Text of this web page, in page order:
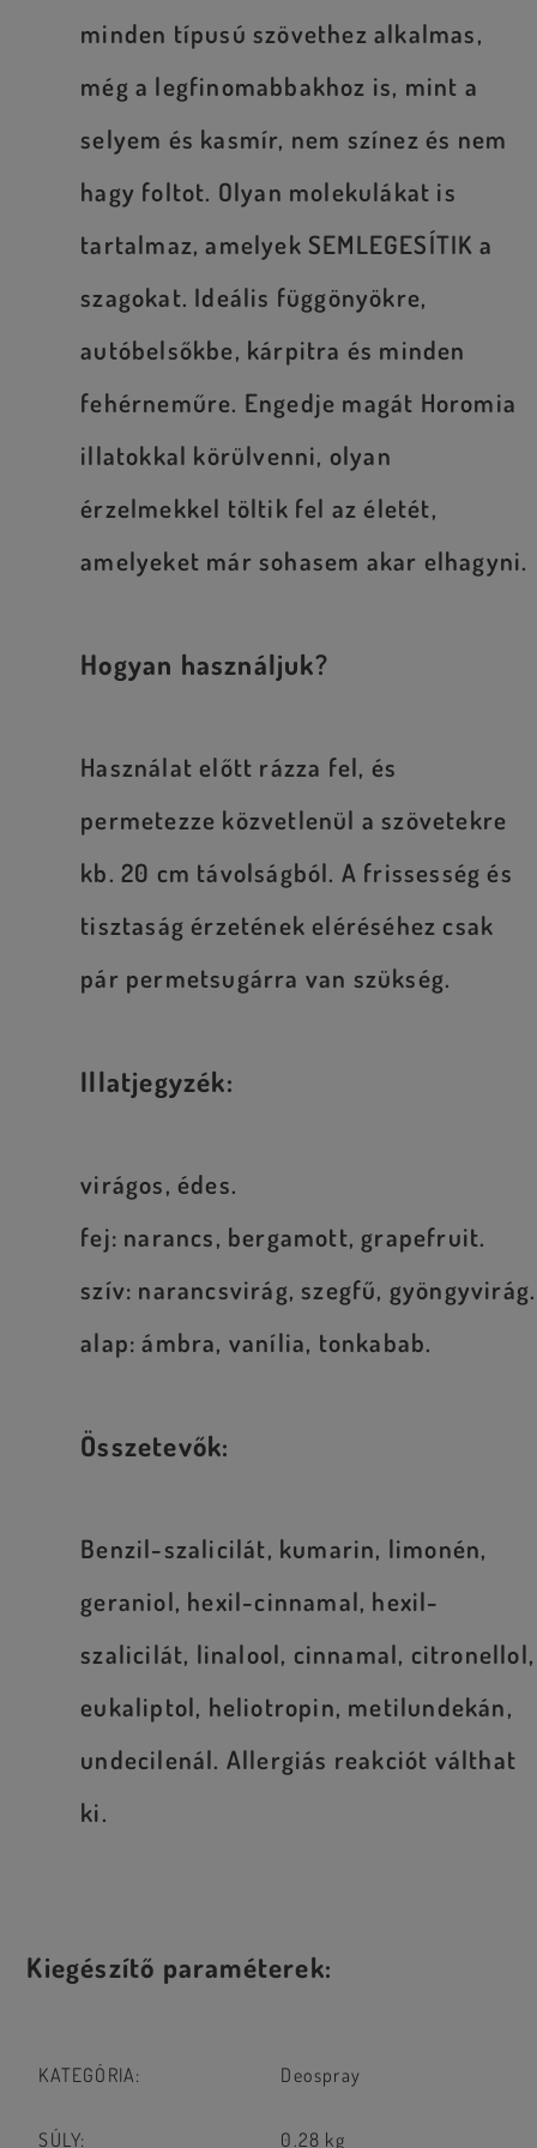
minden típusú szövethez alkalmas,
még a legfinomabbakhoz is, mint a
selyem és kasmír, nem színez és nem
hagy foltot. Olyan molekulákat is
tartalmaz, amelyek SEMLEGESÍTIK a
szagokat. Ideális függönyökre,
autóbelsőkbe, kárpitra és minden
fehérneműre. Engedje magát Horomia
illatokkal körülvenni, olyan
érzelmekkel töltik fel az életét,
amelyeket már sohasem akar elhagyni.
Hogyan használjuk?
Használat előtt rázza fel, és
permetezze közvetlenül a szövetekre
kb. 20 cm távolságból. A frissesség és
tisztaság érzetének eléréséhez csak
pár permetsugárra van szükség.
Illatjegyzék:
virágos, édes.
fej: narancs, bergamott, grapefruit.
szív: narancsvirág, szegfű, gyöngyvirág.
alap: ámbra, vanília, tonkabab.
Összetevők:
Benzil-szalicilát, kumarin, limonén,
geraniol, hexil-cinnamal, hexil-
szalicilát, linalool, cinnamal, citronellol,
eukaliptol, heliotropin, metilundekán,
undecilenál. Allergiás reakciót válthat
ki.
Kiegészítő paraméterek:
KATEGÓRIA: Deospray
SÚLY: 0.28 kg